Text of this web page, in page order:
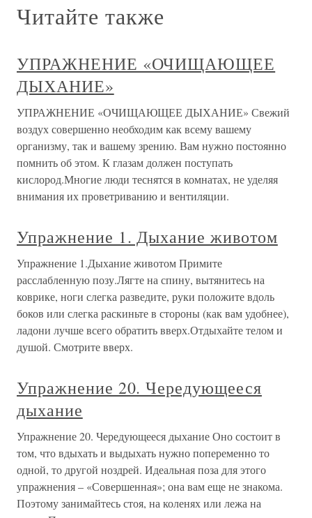
Читайте также
УПРАЖНЕНИЕ «ОЧИЩАЮЩЕЕ
ДЫХАНИЕ»
УПРАЖНЕНИЕ «ОЧИЩАЮЩЕЕ ДЫХАНИЕ» Свежий
воздух совершенно необходим как всему вашему
организму, так и вашему зрению. Вам нужно постоянно
помнить об этом. К глазам должен поступать
кислород.Многие люди теснятся в комнатах, не уделяя
внимания их проветриванию и вентиляции.
Упражнение 1. Дыхание животом
Упражнение 1.Дыхание животом Примите
расслабленную позу.Лягте на спину, вытянитесь на
коврике, ноги слегка разведите, руки положите вдоль
боков или слегка раскиньте в стороны (как вам удобнее),
ладони лучше всего обратить вверх.Отдыхайте телом и
душой. Смотрите вверх.
Упражнение 20. Чередующееся
дыхание
Упражнение 20. Чередующееся дыхание Оно состоит в
том, что вдыхать и выдыхать нужно попеременно то
одной, то другой ноздрей. Идеальная поза для этого
упражнения – «Совершенная»; она вам еще не знакома.
Поэтому занимайтесь стоя, на коленях или лежа на